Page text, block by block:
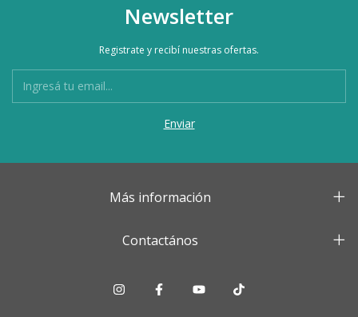
Newsletter
Registrate y recibí nuestras ofertas.
Más información
Contactános